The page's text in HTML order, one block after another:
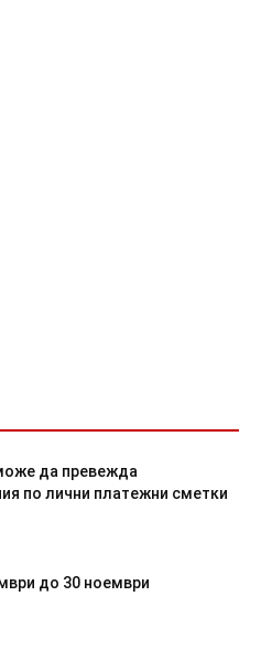
да превежда
по лични платежни сметки
до 30 ноември